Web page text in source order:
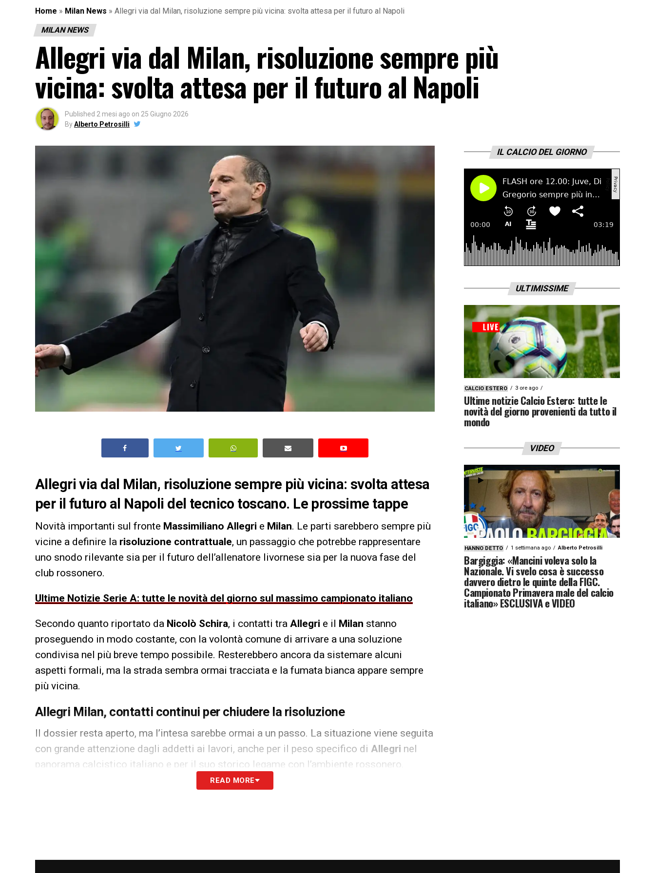
Home » Milan News » Allegri via dal Milan, risoluzione sempre più vicina: svolta attesa per il futuro al Napoli
MILAN NEWS
Allegri via dal Milan, risoluzione sempre più
vicina: svolta attesa per il futuro al Napoli
Published 2 mesi ago on 25 Giugno 2026
ByAlberto Petrosilli
Allegri via dal Milan, risoluzione sempre più vicina: svolta attesa
per il futuro al Napoli del tecnico toscano. Le prossime tappe
Novità importanti sul fronte Massimiliano Allegri e Milan. Le parti sarebbero sempre più
vicine a definire la risoluzione contrattuale, un passaggio che potrebbe rappresentare
uno snodo rilevante sia per il futuro dell’allenatore livornese sia per la nuova fase del
club rossonero.
Ultime Notizie Serie A: tutte le novità del giorno sul massimo campionato italiano
Secondo quanto riportato da Nicolò Schira, i contatti tra Allegri e il Milan stanno
proseguendo in modo costante, con la volontà comune di arrivare a una soluzione
condivisa nel più breve tempo possibile. Resterebbero ancora da sistemare alcuni
aspetti formali, ma la strada sembra ormai tracciata e la fumata bianca appare sempre
più vicina.
Allegri Milan, contatti continui per chiudere la risoluzione
Il dossier resta aperto, ma l’intesa sarebbe ormai a un passo. La situazione viene seguita
con grande attenzione dagli addetti ai lavori, anche per il peso specifico di Allegri nel
panorama calcistico italiano e per il suo storico legame con l’ambiente rossonero.
Il tecnico livornese, già protagonista in passato sulla panchina del
READ MORE
IL CALCIO DEL GIORNO
ULTIMISSIME
CALCIO ESTERO 3 ore ago
Ultime notizie Calcio Estero: tutte le
novità del giorno provenienti da tutto il
mondo
VIDEO
HANNO DETTO 1 settimana ago Alberto Petrosilli
Bargiggia: «Mancini voleva solo la
Nazionale. Vi svelo cosa è successo
davvero dietro le quinte della FIGC.
Campionato Primavera male del calcio
italiano» ESCLUSIVA e VIDEO